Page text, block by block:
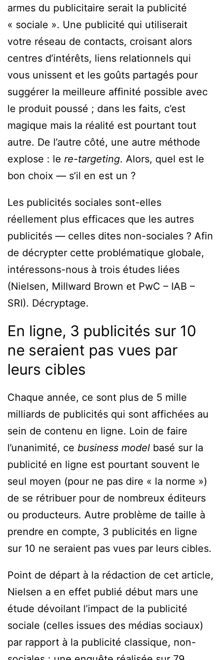
armes du publicitaire serait la publicité
« sociale ». Une publicité qui utiliserait
votre réseau de contacts, croisant alors
centres d’intérêts, liens relationnels qui
vous unissent et les goûts partagés pour
suggérer la meilleure affinité possible avec
le produit poussé ; dans les faits, c’est
magique mais la réalité est pourtant tout
autre. De l’autre côté, une autre méthode
explose : le re-targeting. Alors, quel est le
bon choix — s’il en est un ?
Les publicités sociales sont-elles
réellement plus efficaces que les autres
publicités — celles dites non-sociales ? Afin
de décrypter cette problématique globale,
intéressons-nous à trois études liées
(Nielsen, Millward Brown et PwC – IAB –
SRI). Décryptage.
En ligne, 3 publicités sur 10
ne seraient pas vues par
leurs cibles
Chaque année, ce sont plus de 5 mille
milliards de publicités qui sont affichées au
sein de contenu en ligne. Loin de faire
l’unanimité, ce business model basé sur la
publicité en ligne est pourtant souvent le
seul moyen (pour ne pas dire « la norme »)
de se rétribuer pour de nombreux éditeurs
ou producteurs. Autre problème de taille à
prendre en compte, 3 publicités en ligne
sur 10 ne seraient pas vues par leurs cibles.
Point de départ à la rédaction de cet article,
Nielsen a en effet publié début mars une
étude dévoilant l’impact de la publicité
sociale (celles issues des médias sociaux)
par rapport à la publicité classique, non-